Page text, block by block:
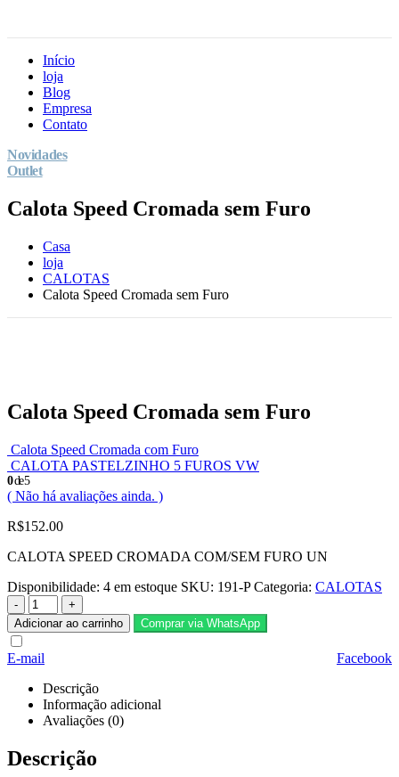
Início
loja
Blog
Empresa
Contato
Novidades
Outlet
Calota Speed Cromada sem Furo
Casa
loja
CALOTAS
Calota Speed Cromada sem Furo
Calota Speed Cromada sem Furo
Calota Speed Cromada com Furo
CALOTA PASTELZINHO 5 FUROS VW
0de 5
( Não há avaliações ainda. )
R$152.00
CALOTA SPEED CROMADA COM/SEM FURO UN
Disponibilidade: 4 em estoque SKU: 191-P Categoria: CALOTAS
-
+
Adicionar ao carrinho
Comprar via WhatsApp
Facebook
E-mail
Descrição
Informação adicional
Avaliações (0)
Descrição